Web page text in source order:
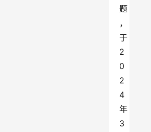
题
，
于
2
0
2
4
年
3